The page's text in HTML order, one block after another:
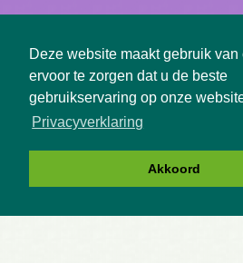
Deze website maakt gebruik van
ervoor te zorgen dat u de beste
gebruikservaring op onze
Privacyverklaring
Akkoord